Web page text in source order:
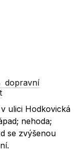
dopravní
v ulici Hodkovická
nehoda;
se zvýšenou